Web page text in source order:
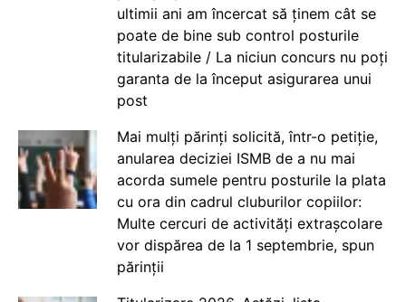
ultimii ani am încercat să ținem cât se
poate de bine sub control posturile
titularizabile / La niciun concurs nu poți
garanta de la început asigurarea unui
post
Mai mulți părinți solicită, într-o petiție,
anularea deciziei ISMB de a nu mai
acorda sumele pentru posturile la plata
cu ora din cadrul cluburilor copiilor:
Multe cercuri de activități extrașcolare
vor dispărea de la 1 septembrie, spun
părinții